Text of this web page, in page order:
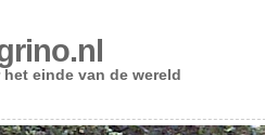
het einde van de wereld